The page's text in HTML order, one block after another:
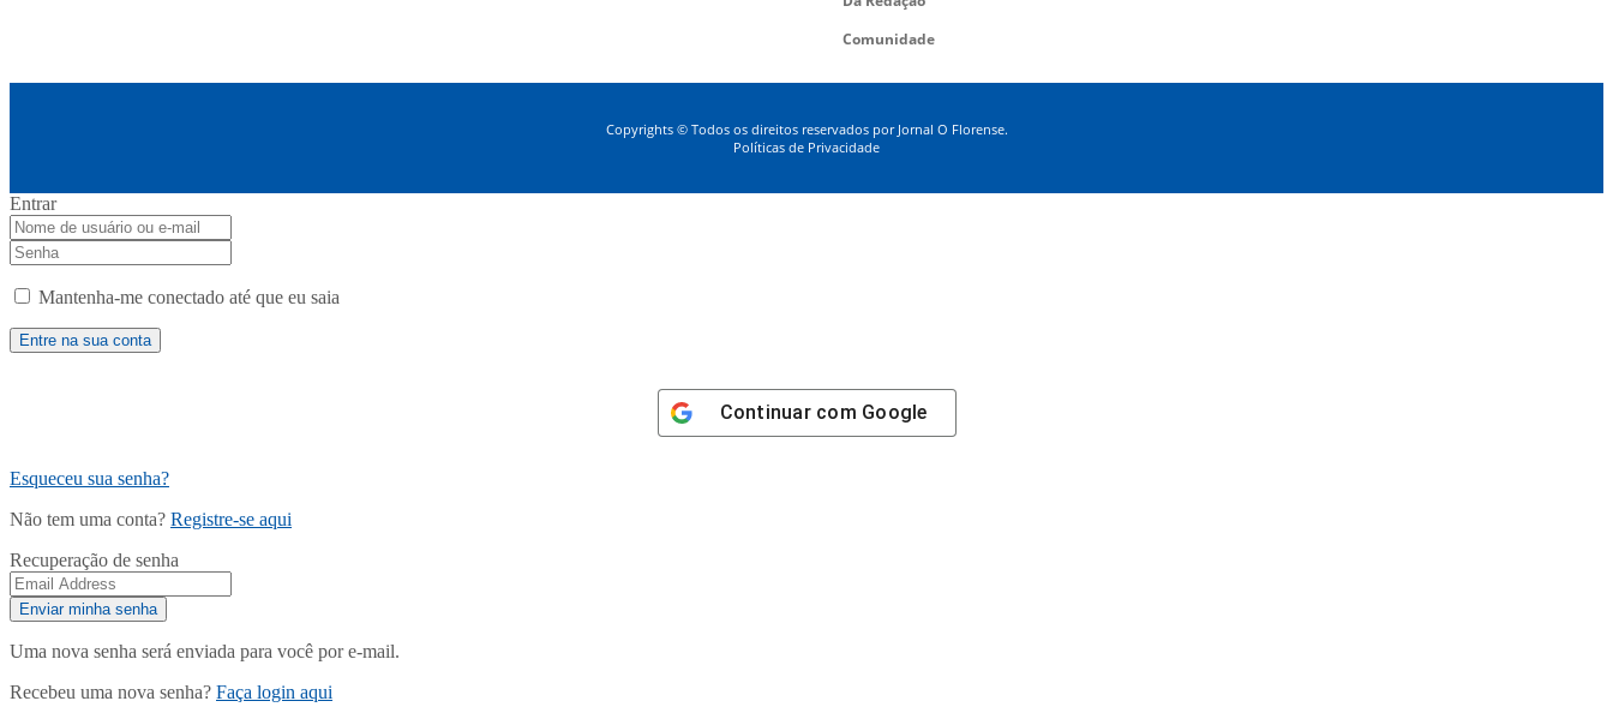
Comunidade
Copyrights © Todos os direitos reservados por Jornal O Florense.
Políticas de Privacidade
Entrar
Mantenha-me conectado até que eu saia
Continuar com Google
Esqueceu sua senha?
Não tem uma conta? Registre-se aqui
Recuperação de senha
Uma nova senha será enviada para você por e-mail.
Recebeu uma nova senha? Faça login aqui